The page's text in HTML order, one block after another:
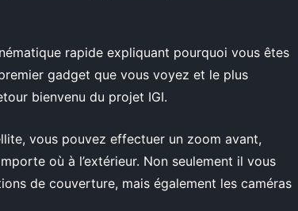
rapide expliquant pourquoi vous êtes
gadget que vous voyez et le plus
bienvenu du projet IGI.
vous pouvez effectuer un zoom avant,
où à l’extérieur. Non seulement il vous
de couverture, mais également les caméras